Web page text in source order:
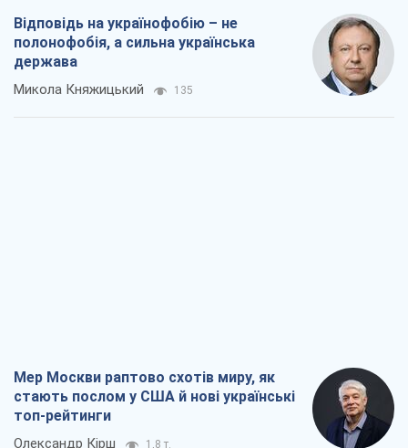
Відповідь на українофобію – не
полонофобія, а сильна українська
держава
Микола Княжицький 135
Мер Москви раптово схотів миру, як
стають послом у США й нові українські
топ-рейтинги
Олександр Кірш 1,8 т.